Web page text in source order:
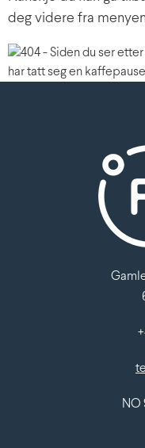
deg videre fra
NO